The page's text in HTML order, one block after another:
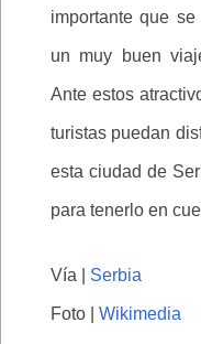
importante que
un muy buen
Ante estos
turistas puedan
esta ciudad de
para tenerlo en
Vía | Serbia
Foto | Wikimedia